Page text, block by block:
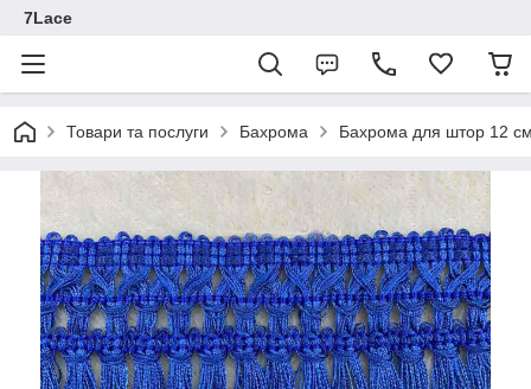
7Lace
Товари та послуги Бахрома Бахрома для штор 12